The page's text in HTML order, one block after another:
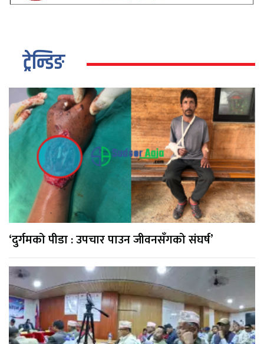
ट्रेन्डिङ
‘दुर्गमको पीडा : उपचार पाउन जीवनसँगको संघर्ष’